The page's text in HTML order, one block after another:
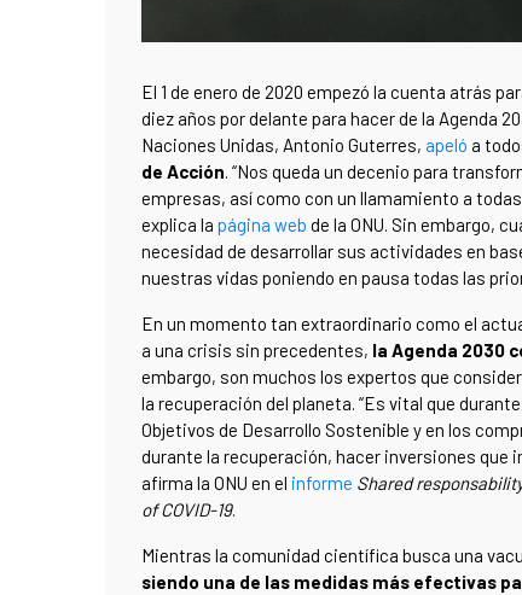
El 1 de enero de 2020 empezó la cuenta atrás
diez años por delante para hacer de la Agenda
Naciones Unidas, Antonio Guterres, apeló a
de Acción. “Nos queda un decenio para
empresas, así como con un llamamiento a
explica la página web de la ONU. Sin embargo,
necesidad de desarrollar sus actividades en
nuestras vidas poniendo en pausa todas las
En un momento tan extraordinario como el
a una crisis sin precedentes, la Agenda 2030
embargo, son muchos los expertos que
la recuperación del planeta. “Es vital que
Objetivos de Desarrollo Sostenible y en los
durante la recuperación, hacer inversiones que
afirma la ONU en el informe Shared
of COVID-19.
Mientras la comunidad científica busca una
siendo una de las medidas más efectivas